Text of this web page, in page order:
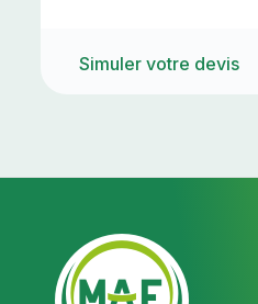
Simuler votre devis